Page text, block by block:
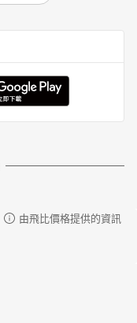
由飛比價格提供的資訊